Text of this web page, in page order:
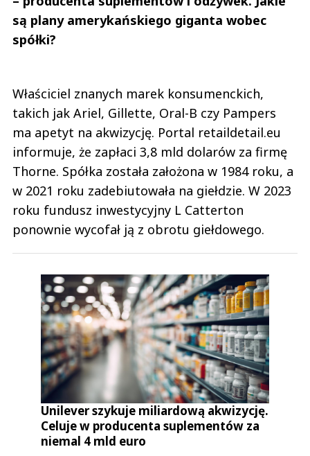
są plany amerykańskiego giganta wobec
spółki?
Właściciel znanych marek konsumenckich,
takich jak Ariel, Gillette, Oral-B czy Pampers
ma apetyt na akwizycję. Portal retaildetail.eu
informuje, że zapłaci 3,8 mld dolarów za firmę
Thorne. Spółka została założona w 1984 roku, a
w 2021 roku zadebiutowała na giełdzie. W 2023
roku fundusz inwestycyjny L Catterton
ponownie wycofał ją z obrotu giełdowego.
Unilever szykuje miliardową akwizycję.
Celuje w producenta suplementów za
niemal 4 mld euro